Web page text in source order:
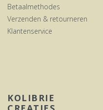
Betaalmethodes
Verzenden & retourneren
Klantenservice
KOLIBRIE